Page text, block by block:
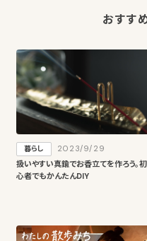
おすす
暮らし
2023/9/29
扱いやすい真鍮でお香立てを作ろう。初
心者でもかんたんDIY